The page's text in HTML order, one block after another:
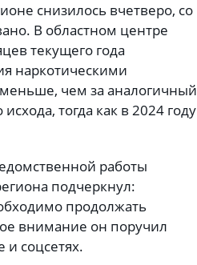
снизилось вчетверо, со
В областном центре
текущего года
наркотическими
чем за аналогичный
тогда как в 2024 году
работы
подчеркнул:
продолжать
внимание он поручил
и соцсетях.